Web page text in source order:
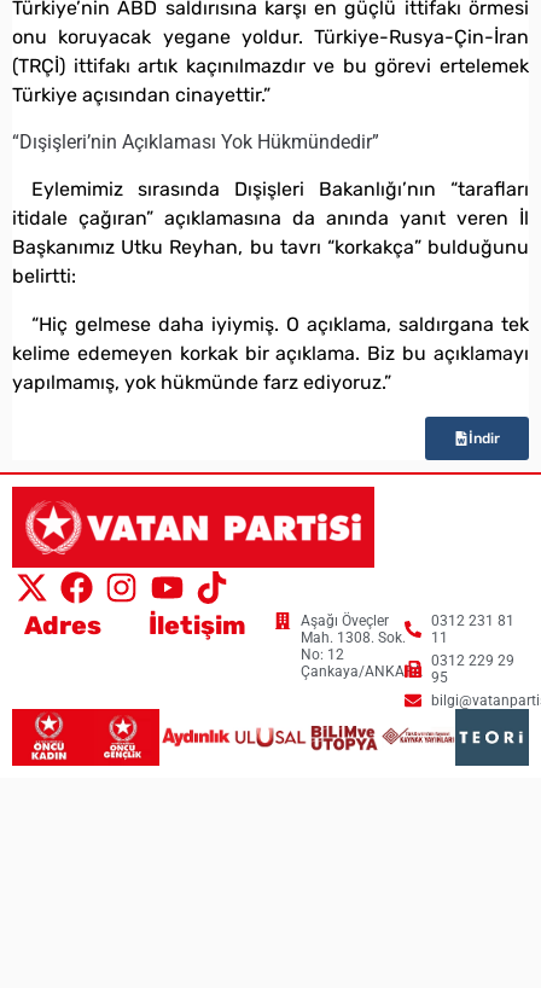
Türkiye’nin ABD saldırısına karşı en güçlü ittifakı örmesi
onu koruyacak yegane yoldur. Türkiye-Rusya-Çin-İran
(TRÇİ) ittifakı artık kaçınılmazdır ve bu görevi ertelemek
Türkiye açısından cinayettir.”
“Dışişleri’nin Açıklaması Yok Hükmündedir”
Eylemimiz sırasında Dışişleri Bakanlığı’nın “tarafları
itidale çağıran” açıklamasına da anında yanıt veren İl
Başkanımız Utku Reyhan, bu tavrı “korkakça” bulduğunu
belirtti:
“Hiç gelmese daha iyiymiş. O açıklama, saldırgana tek
kelime edemeyen korkak bir açıklama. Biz bu açıklamayı
yapılmamış, yok hükmünde farz ediyoruz.”
İndir
Adres
Aşağı Öveçler
Mah. 1308. Sok.
No: 12
Çankaya/ANKARA
İletişim
0312 231 81
11
0312 229 29
95